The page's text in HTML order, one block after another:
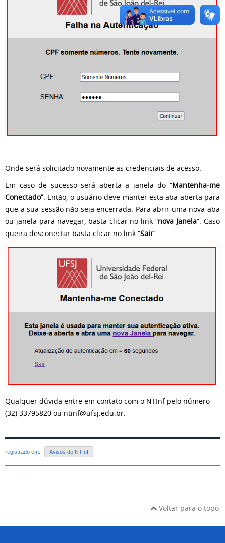
Onde será solicitado novamente as credenciais de acesso.
Em caso de sucesso será aberta a janela do “Mantenha-me
Conectado”. Então, o usuário deve manter esta aba aberta para
que a sua sessão não seja encerrada. Para abrir uma nova aba
ou janela para navegar, basta clicar no link “nova Janela”. Caso
queira desconectar basta clicar no link “Sair”.
Qualquer dúvida entre em contato com o NTInf pelo número
(32) 33795820 ou ntinf@ufsj.edu.br.
registrado em: Avisos do NTInf
Voltar para o topo